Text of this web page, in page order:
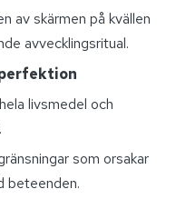
av skärmen på kvällen
avvecklingsritual.
livsmedel och
som orsakar
beteenden.